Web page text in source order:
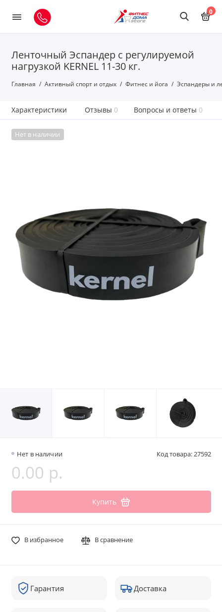
0
Ленточный Эспандер с регулируемой
нагрузкой KERNEL 11-30 кг.
Главная Активный спорт и отдых Фитнес и йога Эспандеры и
Характеристики Отзывы 0 Вопросы и ответы 0
Нет в наличии
Нет в наличии Код товара: 27592
0.00 р.
Купить
В избранное В сравнение
Гарантия Доставка